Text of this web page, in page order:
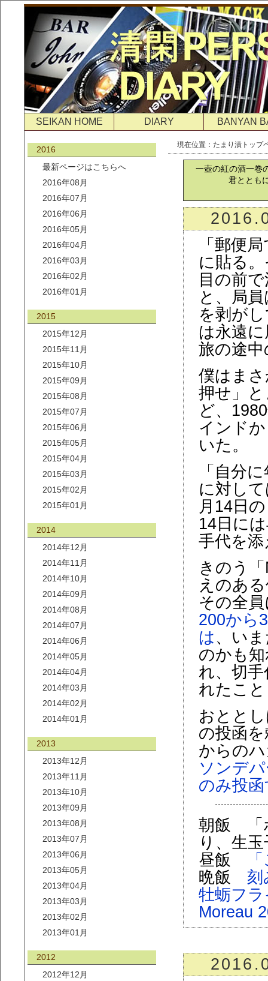
SEIKAN HOME DIARY BANYAN
2016
最新ページはこちらへ
2016年08月
2016年07月
2016年06月
2016年05月
2016年04月
2016年03月
2016年02月
2016年01月
2015
2015年12月
2015年11月
2015年10月
2015年09月
2015年08月
2015年07月
2015年06月
2015年05月
2015年04月
2015年03月
2015年02月
2015年01月
2014
2014年12月
2014年11月
2014年10月
2014年09月
2014年08月
2014年07月
2014年06月
2014年05月
2014年04月
2014年03月
2014年02月
2014年01月
2013
2013年12月
2013年11月
2013年10月
2013年09月
2013年08月
2013年07月
2013年06月
2013年05月
2013年04月
2013年03月
2013年02月
2013年01月
2012
2012年12月
現在位置： たまり漬トップ
一壺の紅の酒一巻
君ととも
「郵便
に貼る
目の前
と、局
を剥が
は永遠
旅の途
僕はま
押せ」
ど、
インド
いた。
「自分
に対し
月14日
14日に
手代を
きのう
えのあ
その全
200から
は 、い
のかも
れ、切
れたこ
おとと
の投函
からの
ソンデ
のみ投
朝飯 「
り、生
昼飯
晩飯 刻
牡蛎フラ
Moreau